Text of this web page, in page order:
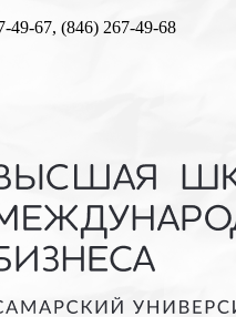
49-67, (846) 267-49-68